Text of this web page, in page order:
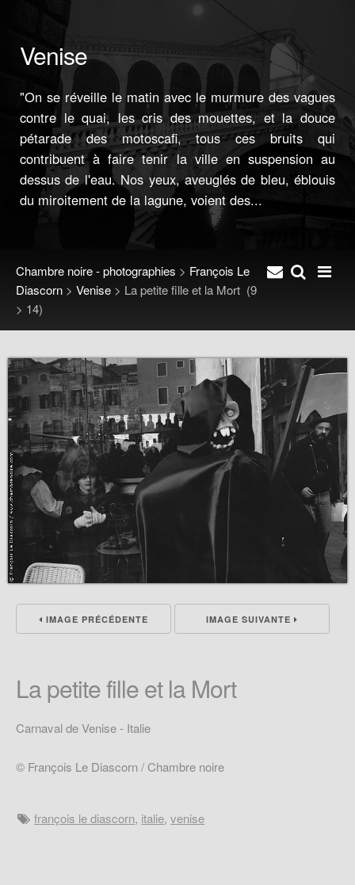
Venise
"On se réveille le matin avec le murmure des vagues
contre le quai, les cris des mouettes, et la douce
pétarade des motoscafi, tous ces bruits qui
contribuent à faire tenir la ville en suspension au
dessus de l'eau. Nos yeux, aveuglés de bleu, éblouis
du miroitement de la lagune, voient des...
Chambre noire - photographies > François Le
Diascorn > Venise > La petite fille et la Mort (9
> 14)
IMAGE PRÉCÉDENTE IMAGE SUIVANTE
La petite fille et la Mort
Carnaval de Venise - Italie
© François Le Diascorn / Chambre noire
françois le diascorn, italie,venise